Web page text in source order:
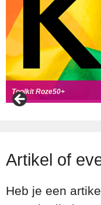
Roze50+ zoekt coll
Toolkit Roze50+
Handboek Roze Loper
Handreiking voor Roze
Artikel of
Heb je een